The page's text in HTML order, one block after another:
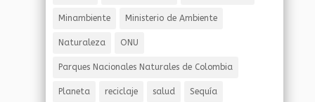
Minambiente Ministerio de Ambiente
Naturaleza ONU
Parques Nacionales Naturales de Colombia
Planeta reciclaje salud Sequía